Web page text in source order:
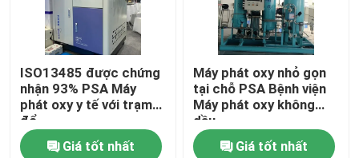
ISO13485 được chứng
nhận 93% PSA Máy
phát oxy y tế với trạm
đổ
Giá tốt nhất
Máy phát oxy nhỏ gọn
tại chỗ PSA Bệnh viện
Máy phát oxy không
dầu
Giá tốt nhất